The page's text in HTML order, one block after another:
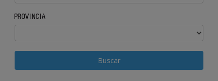
PROVINCIA